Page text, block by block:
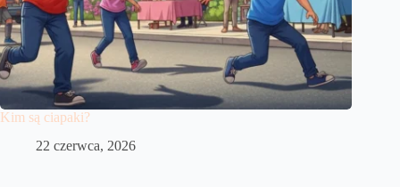
Kim są ciapaki?
22 czerwca, 2026